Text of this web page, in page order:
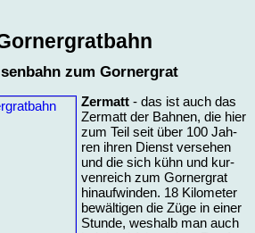
zum Gor­ner­grat
Zer­matt - das ist auch das
Zer­matt der Bah­nen, die hier
zum Teil seit über 100 Jah­
ren ih­ren Dienst ver­se­hen
und die sich kühn und kur­
ven­reich zum Gor­ner­grat
hin­auf­win­den. 18 Ki­lo­me­ter
be­wäl­ti­gen die Zü­ge in ei­ner
Stun­de, wes­halb man auch